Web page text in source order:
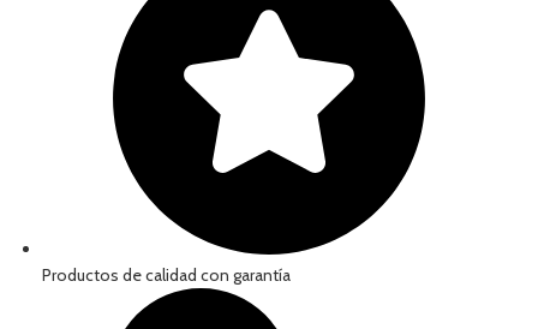
Productos de calidad con garantía